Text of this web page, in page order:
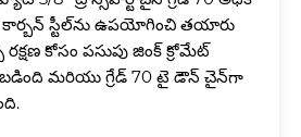
కార్బన్ స్టీల్‌ను ఉపయోగించి తయారు
కోసం పసుపు జింక్ క్రోమేట్
మరియు గ్రేడ్ 70 టై డౌన్ చైన్‌గా